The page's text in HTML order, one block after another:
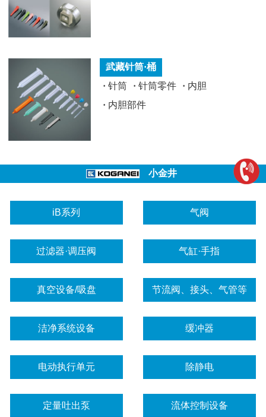
武藏针筒·桶
· 针筒 · 针筒零件 · 内胆
· 内胆部件
小金井
iB系列 气阀
过滤器·调压阀 气缸·手指
真空设备/吸盘 节流阀、接头、气管等
洁净系统设备 缓冲器
电动执行单元 除静电
定量吐出泵 流体控制设备